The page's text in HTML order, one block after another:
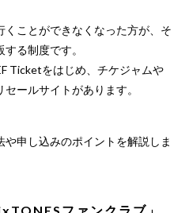
くことができなくなった方が、そ
る制度です。
Ticketをはじめ、チケジャムや
ールサイトがあります。
申し込みのポイントを解説しま